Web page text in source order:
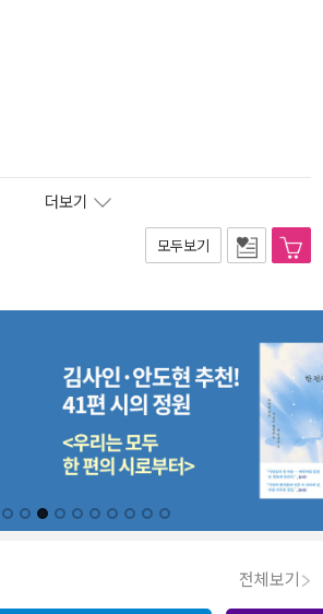
더보기
모두보기
전체보기